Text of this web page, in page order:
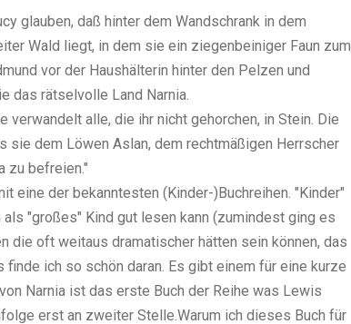
glauben, daß hinter dem Wandschrank in dem
Wald liegt, in dem sie ein ziegenbeiniger Faun zum
vor der Haushälterin hinter den Pelzen und
das rätselvolle Land Narnia.
alle, die ihr nicht gehorchen, in Stein. Die
sie dem Löwen Aslan, dem rechtmäßigen Herrscher
zu befreien."
eine der bekanntesten (Kinder-)Buchreihen. "Kinder"
"großes" Kind gut lesen kann (zumindest ging es
die oft weitaus dramatischer hätten sein können, das
ich so schön daran. Es gibt einem für eine kurze
Narnia ist das erste Buch der Reihe was Lewis
erst an zweiter Stelle.Warum ich dieses Buch für